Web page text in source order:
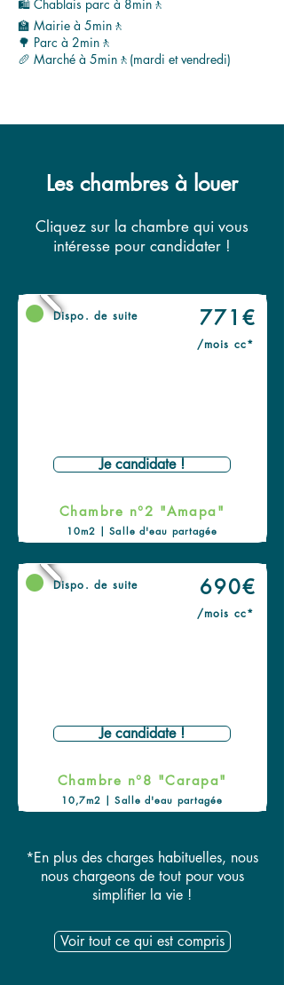
🛍️ Chablais parc à 8min🚶
🏫 Mairie à 5min🚶
🌳 Parc à 2min🚶
🥖 Marché à 5min🚶(mardi et vendredi)
Les chambres à louer
Cliquez sur la chambre qui vous
intéresse pour candidater !
771€
Dispo. de suite
Je candidate !
/mois cc*
Chambre n°2 "Amapa"
10m2 | Salle d'eau partagée
690€
Dispo. de suite
Je candidate !
/mois cc*
Chambre n°8 "Carapa"
10,7m2 | Salle d'eau partagée
*En plus des charges habituelles, nous
nous chargeons de tout pour vous
simplifier la vie !
Voir tout ce qui est compris